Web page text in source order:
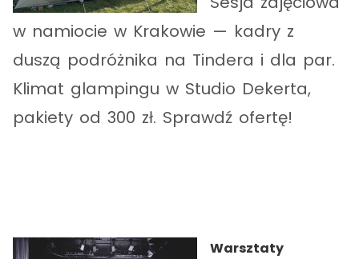
w namiocie w Krakowie — kadry z
duszą podróżnika na Tindera i dla par.
Klimat glampingu w Studio Dekerta,
pakiety od 300 zł. Sprawdź ofertę!
Warsztaty